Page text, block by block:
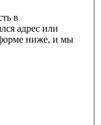
в
адрес или
форме ниже, и мы